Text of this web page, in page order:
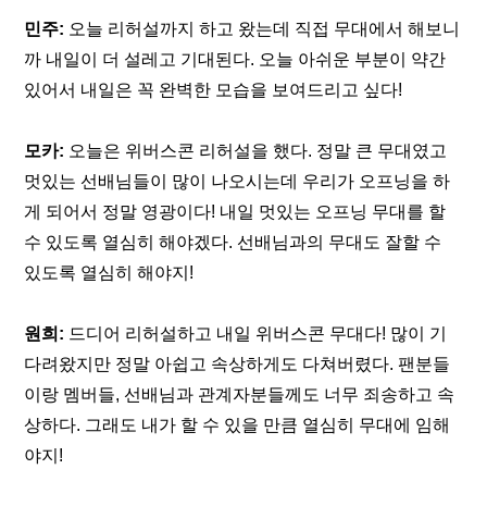
민주: 오늘 리허설까지 하고 왔는데 직접 무대에서 해보니
까 내일이 더 설레고 기대된다. 오늘 아쉬운 부분이 약간
있어서 내일은 꼭 완벽한 모습을 보여드리고 싶다!
모카: 오늘은 위버스콘 리허설을 했다. 정말 큰 무대였고
멋있는 선배님들이 많이 나오시는데 우리가 오프닝을 하
게 되어서 정말 영광이다! 내일 멋있는 오프닝 무대를 할
수 있도록 열심히 해야겠다. 선배님과의 무대도 잘할 수
있도록 열심히 해야지!
원희: 드디어 리허설하고 내일 위버스콘 무대다! 많이 기
다려왔지만 정말 아쉽고 속상하게도 다쳐버렸다. 팬분들
이랑 멤버들, 선배님과 관계자분들께도 너무 죄송하고 속
상하다. 그래도 내가 할 수 있을 만큼 열심히 무대에 임해
야지!